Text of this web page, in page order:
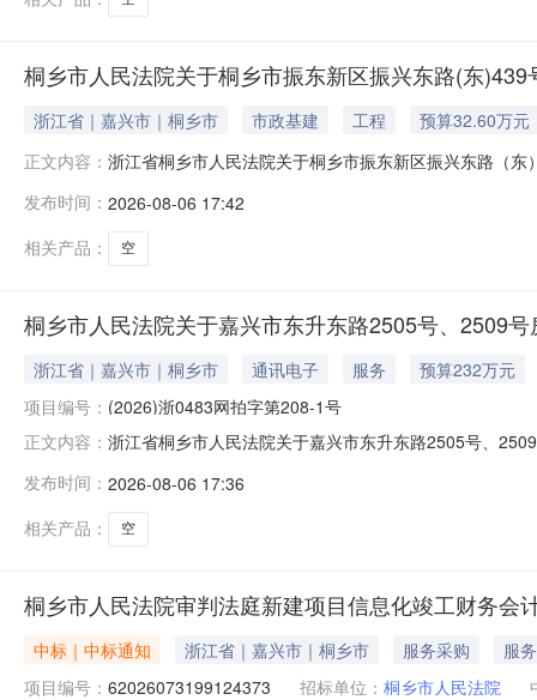
桐乡市人民法院关于桐乡市振东新区振兴东路(东
浙江省｜嘉兴市｜桐乡市 市政基建 工程
预算32.60万元
正文内容： 浙江省桐乡市人民法院关于桐乡市振东新区振兴东路（
现公告如下：一、拍卖标的：桐乡市振东新区振兴东路
发布时间： 2026-08-06 17:42
相关产品：
空
桐乡市人民法院关于嘉兴市东升东路2505号、2509
浙江省｜嘉兴市｜桐乡市 通讯电子 服务
预算232万元
项目编号： (2026)浙0483网拍字第208-1号
正文内容： 浙江省桐乡市人民法院关于嘉兴市东升东路2505号、
公告如下：一、拍卖标的：嘉兴市东升东路2505号、
发布时间： 2026-08-06 17:36
相关产品：
空
桐乡市人民法院审判法庭新建项目信息化竣工财务会
中标｜中标通知 浙江省｜嘉兴市｜桐乡市 服务采购
服务
项目编号： 62026073199124373 招标单位： 桐乡市人民法院